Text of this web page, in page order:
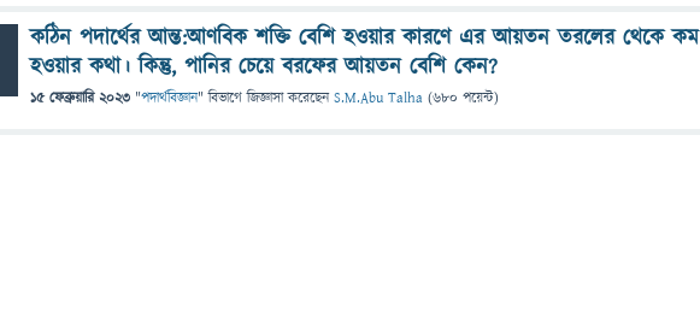
কঠিন পদার্থের আন্ত:আণবিক শক্তি বেশি হওয়ার কারণে এর আয়তন তরলের থেকে কম
হওয়ার কথা। কিন্তু, পানির চেয়ে বরফের আয়তন বেশি কেন?
15 ফেব্রুয়ারি 2023 "পদার্থবিজ্ঞান" বিভাগে জিজ্ঞাসাকরেছেনS.M.Abu Talha (680 পয়েন্ট)